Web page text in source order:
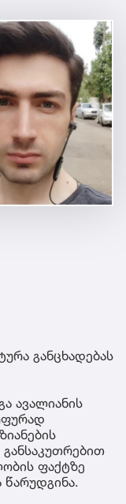
განცხადებას
ავალიანის
განსაკუთრებით
ფაქტზე
წარუდგინა.